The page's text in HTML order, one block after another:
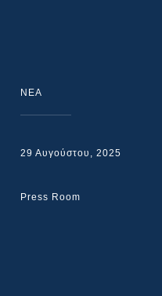
NEA
29 Αυγούστου, 2025
Press Room